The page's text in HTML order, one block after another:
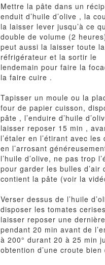
Mettre la pâte dans un
enduit d’huile d’olive , la
la laisser lever jusqu’à ce
double de volume (2
peut aussi la laisser toute
réfrigérateur et la sortir le
lendemain pour faire la
la faire cuire .
Tapisser un moule ou la
four de papier cuisson,
pâte , l’enduire d’huile
laisser reposer 15 min ,
l’étaler en l’étirant avec les
en l’arrosant
l’huile d’olive, ne pas trop
pour garder les bulles d’air
contient la pâte (voir la
Verser dessus de l’huile
disposer les tomates
laisser reposer une
pendant 20 min avant de
à 200° durant 20 à 25 min
obtention d’une croute bien